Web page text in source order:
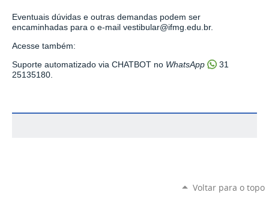
Eventuais dúvidas e outras demandas podem ser
encaminhadas para o e-mail vestibular@ifmg.edu.br.
Acesse também:
Suporte automatizado via CHATBOT no WhatsApp
31
25135180.
Voltar para o topo